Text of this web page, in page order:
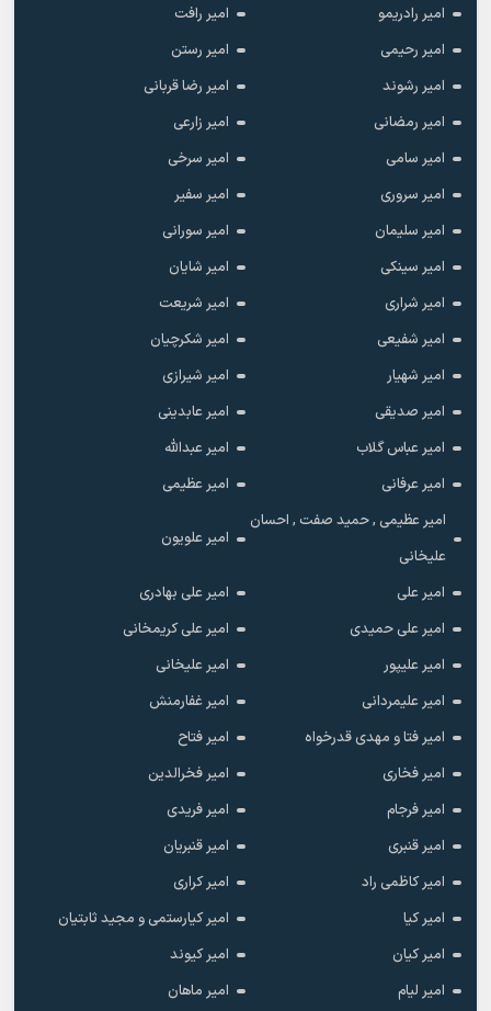
امیر رادریمو
امیر رافت
امیر رحیمی
امیر رستن
امیر رشوند
امیر رضا قربانی
امیر رمضانی
امیر زارعی
امیر سامی
امیر سرخی
امیر سروری
امیر سفیر
امیر سلیمان
امیر سورانی
امیر سینکی
امیر شایان
امیر شراری
امیر شریعت
امیر شفیعی
امیر شکرچیان
امیر شهیار
امیر شیرازی
امیر صدیقی
امیر عابدینی
امیر عباس گلاب
امیر عبدالله
امیر عرفانی
امیر عظیمی
امیر عظیمی , حمید صفت , احسان
علیخانی
امیر علویون
امیر علی
امیر علی بهادری
امیر علی حمیدی
امیر علی کریمخانی
امیر علیپور
امیر علیخانی
امیر علیمردانی
امیر غفارمنش
امیر فتا و مهدی قدرخواه
امیر فتاح
امیر فخاری
امیر فخرالدین
امیر فرجام
امیر فریدی
امیر قنبری
امیر قنبریان
امیر کاظمی راد
امیر کراری
امیر کیا
امیر کیارستمی و مجید ثابتیان
امیر کیان
امیر کیوند
امیر لیام
امیر ماهان